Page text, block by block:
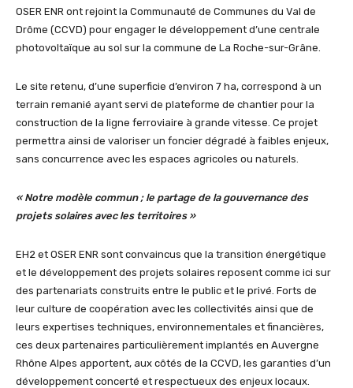
OSER ENR ont rejoint la Communauté de Communes du Val de
Drôme (CCVD) pour engager le développement d’une centrale
photovoltaïque au sol sur la commune de La Roche-sur-Grâne.
Le site retenu, d’une superficie d’environ 7 ha, correspond à un
terrain remanié ayant servi de plateforme de chantier pour la
construction de la ligne ferroviaire à grande vitesse. Ce projet
permettra ainsi de valoriser un foncier dégradé à faibles enjeux,
sans concurrence avec les espaces agricoles ou naturels.
« Notre modèle commun ; le partage de la gouvernance des
projets solaires avec les territoires »
EH2 et OSER ENR sont convaincus que la transition énergétique
et le développement des projets solaires reposent comme ici sur
des partenariats construits entre le public et le privé. Forts de
leur culture de coopération avec les collectivités ainsi que de
leurs expertises techniques, environnementales et financières,
ces deux partenaires particulièrement implantés en Auvergne
Rhône Alpes apportent, aux côtés de la CCVD, les garanties d’un
développement concerté et respectueux des enjeux locaux.